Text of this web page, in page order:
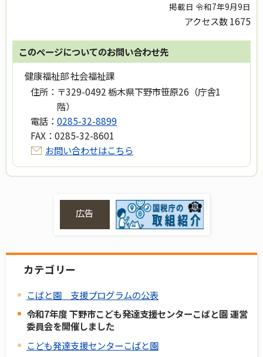
掲載日 令和7年9月9日
アクセス数1675
このページについてのお問い合わせ先
健康福祉部 社会福祉課
住所： 〒329-0492 栃木県下野市笹原26（庁舎1
階）
電話： 0285-32-8899
FAX： 0285-32-8601
お問い合わせはこちら
広告
カテゴリー
こばと園 支援プログラムの公表
令和7年度 下野市こども発達支援センターこばと園 運営
委員会を開催しました
こども発達支援センターこばと園